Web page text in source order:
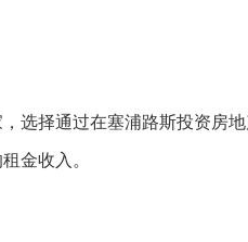
选择通过在塞浦路斯投资房
金收入。